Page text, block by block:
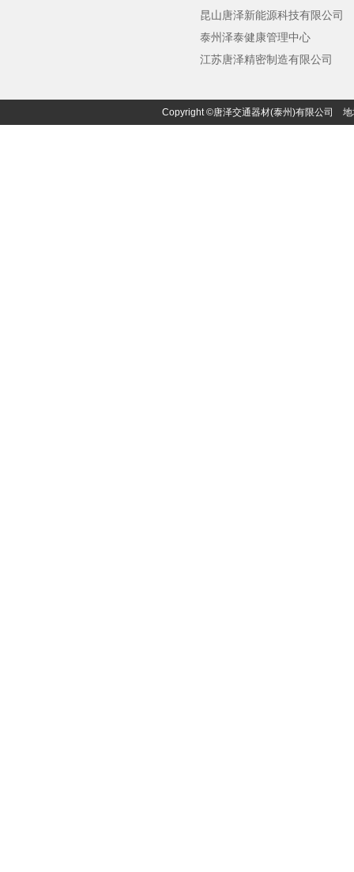
昆山唐泽新能源科技有限公司
泰州泽泰健康管理中心
江苏唐泽精密制造有限公司
Copyright ©唐泽交通器材(泰州)有限公司